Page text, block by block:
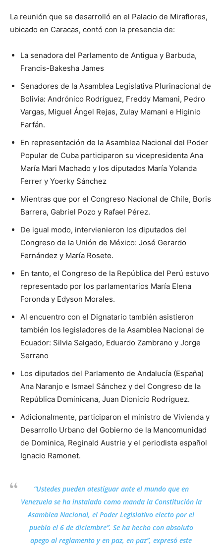
La reunión que se desarrolló en el Palacio de Miraflores,
ubicado en Caracas, contó con la presencia de:
La senadora del Parlamento de Antigua y Barbuda,
Francis-Bakesha James
Senadores de la Asamblea Legislativa Plurinacional de
Bolivia: Andrónico Rodríguez, Freddy Mamani, Pedro
Vargas, Miguel Ángel Rejas, Zulay Mamani e Higinio
Farfán.
En representación de la Asamblea Nacional del Poder
Popular de Cuba participaron su vicepresidenta Ana
María Mari Machado y los diputados María Yolanda
Ferrer y Yoerky Sánchez
Mientras que por el Congreso Nacional de Chile, Boris
Barrera, Gabriel Pozo y Rafael Pérez.
De igual modo, intervienieron los diputados del
Congreso de la Unión de México: José Gerardo
Fernández y María Rosete.
En tanto, el Congreso de la República del Perú estuvo
representado por los parlamentarios María Elena
Foronda y Edyson Morales.
Al encuentro con el Dignatario también asistieron
también los legisladores de la Asamblea Nacional de
Ecuador: Silvia Salgado, Eduardo Zambrano y Jorge
Serrano
Los diputados del Parlamento de Andalucía (España)
Ana Naranjo e Ismael Sánchez y del Congreso de la
República Dominicana, Juan Dionicio Rodríguez.
Adicionalmente, participaron el ministro de Vivienda y
Desarrollo Urbano del Gobierno de la Mancomunidad
de Dominica, Reginald Austrie y el periodista español
Ignacio Ramonet.
“Ustedes pueden atestiguar ante el mundo que en
Venezuela se ha instalado como manda la Constitución la
Asamblea Nacional, el Poder Legislativo electo por el
pueblo el 6 de diciembre”. Se ha hecho con absoluto
apego al reglamento y en paz, en paz”, expresó este